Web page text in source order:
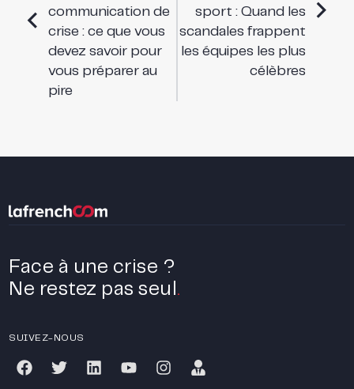
communication de
crise : ce que vous
devez savoir pour
vous préparer au
pire
sport : Quand les
scandales frappent
les équipes les plus
célèbres
Face à une crise ?
Ne restez pas seul .
SUIVEZ-NOUS